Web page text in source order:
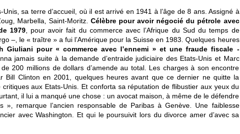
sa terre d’accueil, où il est arrivé en 1941 à l’âge de 8 ans. Assigné à
Marbella, Saint-Moritz.Célèbre pour avoir négocié du pétrole avec
1979, pour avoir fait du commerce avec l’Afrique du Sud du temps de
–, le « traître » a fui l’Amérique pour la Suisse en 1983. Quelques heures
Giuliani pour « commerce avec l’ennemi » et une fraude fiscale
jamais suite à la demande d’entraide judiciaire des Etats-Unis et Marc
200 millions de dollars d’amende au total. Les charges à son encontre
Clinton en 2001, quelques heures avant que ce dernier ne quitte la
aux Etats-Unis. Et conforta sa réputation de flibustier aux yeux du
il lui a manqué une chose : un avocat maison, à même de le défendre
remarque l’ancien responsable de Paribas à Genève. Une faiblesse
avec Washington. Et qui le poursuivit lors du divorce amer d’avec sa